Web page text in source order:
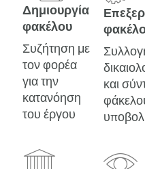
Δημιουργία
φακέλου
Συζήτηση με
τον φορέα
για την
κατανόηση
του έργου
και